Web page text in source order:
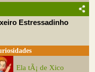
Estressadinho
Ela tÃ¡ de Xico